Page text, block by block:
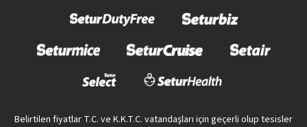
Belirtilen fiyatlar T.C. ve K.K.T.C. vatandaşları için geçerli olup tesisler